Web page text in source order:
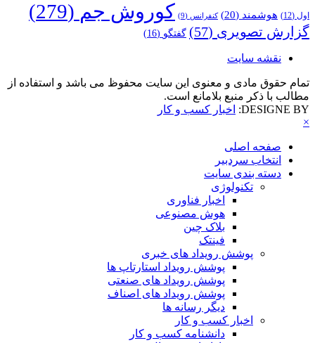
اول (12) هوشمند (20) کنفرانس (9) کوروش جم (279)
گزارش تصویری (57) گفتگو (16)
نقشه سایت
تمام حقوق مادی و معنوی این سایت محفوظ می باشد و استفاده از
مطالب با ذکر منبع بلامانع است.
DESIGNE BY:
اخبار کسب و کار
×
صفحه اصلی
انتخاب سردبیر
دسته بندی سایت
تکنولوژی
اخبار فناوری
هوش مصنوعی
بلاک چین
فینتک
پوشش رویداد های خبری
پوشش رویداد استارتاپ ها
پوشش رویداد های صنعتی
پوشش رویداد های اصناف
دیگر رسانه ها
اخبار کسب و کار
دانشنامه کسب و کار